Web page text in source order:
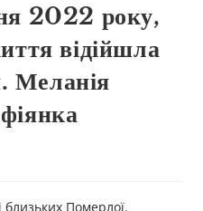
2022 року,
відійшла
Меланія
близьких Померлої.